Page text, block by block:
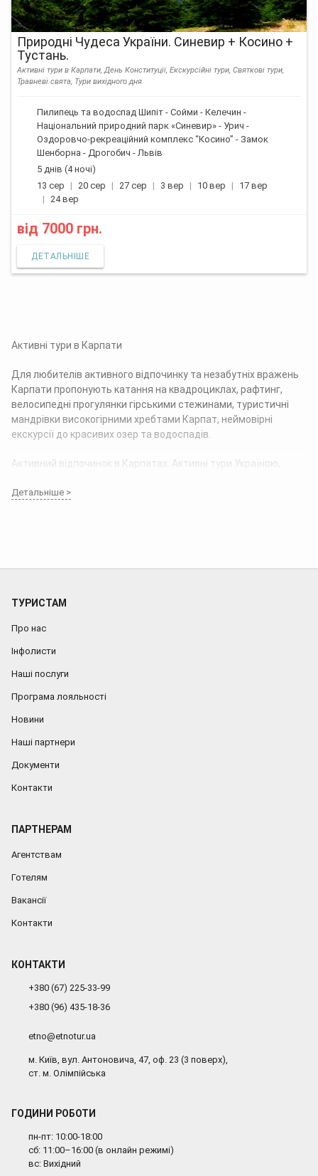
Природні Чудеса України. Синевир + Косино +
Тустань.
Активні тури в Карпати, День Конституції, Екскурсійні тури, Святкові тури,
Травневі свята, Тури вихідного дня
Пилипець та водоспад Шипіт - Сойми - Келечин -
Національний природний парк «Синевир» - Урич -
Оздоровчо-рекреаційний комплекс “Косино” - Замок
Шенборна - Дрогобич - Львів
5 днів (4 ночі)
13 сер
20 сер 27 сер 3 вер 10 вер
17 вер
24 вер
від 7000 грн.
ДЕТАЛЬНІШЕ
Активні тури в Карпати
Для любителів активного відпочинку та незабутніх вражень
Карпати пропонують катання на квадроциклах, рафтинг,
велосипедні прогулянки гірськими стежинами, туристичні
мандрівки високогірними хребтами Карпат, неймовірні
екскурсії до красивих озер та водоспадів.
Активний відпочинок в Карпатах. Активні тури Україною,
Петрос або Драгобрат,
Детальніше >
ТУРИСТАМ
Про нас
Інфолисти
Наші послуги
Програма лояльності
Новини
Наші партнери
Документи
Контакти
ПАРТНЕРАМ
Агентствам
Готелям
Вакансії
Контакти
КОНТАКТИ
+380 (67) 225-33-99
+380 (96) 435-18-36
etno@etnotur.ua
м. Київ, вул. Антоновича, 47, оф. 23 (3 поверх),
ст. м. Олімпійська
ГОДИНИ РОБОТИ
пн-пт: 10:00-18:00
сб: 11:00–16:00 (в онлайн режимі)
вс: Вихідний